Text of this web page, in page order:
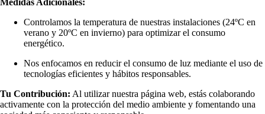
Medidas Adicionales:
Controlamos la temperatura de nuestras instalaciones (24ºC en
verano y 20ºC en invierno) para optimizar el consumo
energético.
Nos enfocamos en reducir el consumo de luz mediante el uso de
tecnologías eficientes y hábitos responsables.
Tu Contribución: Al utilizar nuestra página web, estás colaborando
activamente con la protección del medio ambiente y fomentando una